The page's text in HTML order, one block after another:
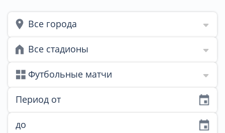
Все города
Все стадионы
Футбольные матчи
Период от
до